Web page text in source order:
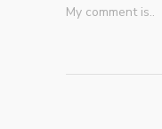
My comment is..